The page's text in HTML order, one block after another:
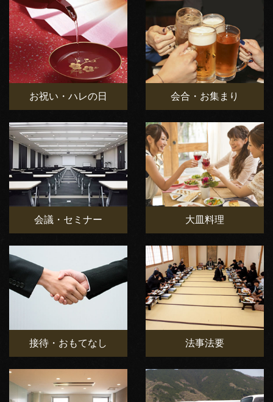
お祝い・ハレの日 会合・お集まり
会議・セミナー 大皿料理
接待・おもてなし 法事法要